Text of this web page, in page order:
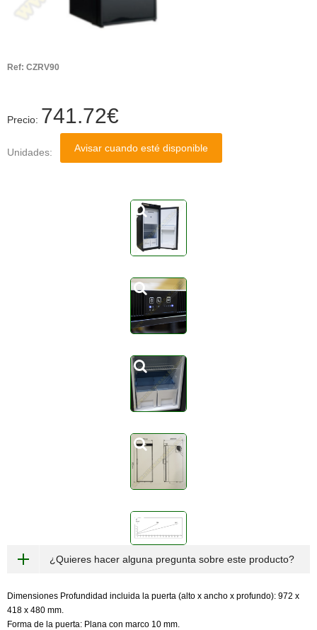
Ref: CZRV90
Precio: 741.72€
Unidades: Avisar cuando esté disponible
¿Quieres hacer alguna pregunta sobre este producto?
Dimensiones Profundidad incluida la puerta (alto x ancho x profundo): 972 x
418 x 480 mm.
Forma de la puerta: Plana con marco 10 mm.